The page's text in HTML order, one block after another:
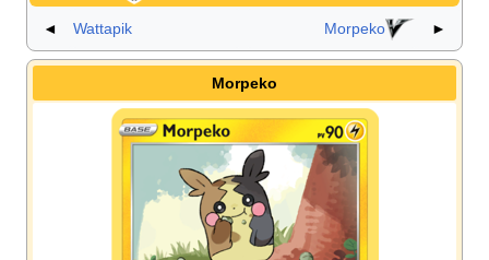
◄ Wattapik Morpeko ►
Morpeko